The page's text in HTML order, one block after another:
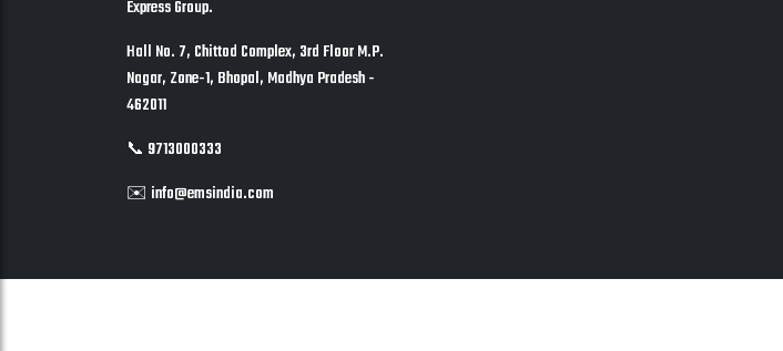
Express Group.
Hall No. 7, Chittod Complex, 3rd Floor M.P.
Nagar, Zone-1, Bhopal, Madhya Pradesh -
462011
📞 9713000333
✉️ info@emsindia.com